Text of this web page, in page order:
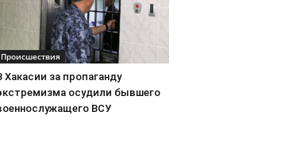
Происшествия
Хакасии за пропаганду
осудили бывшего
ВСУ